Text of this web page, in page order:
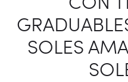
SOLES